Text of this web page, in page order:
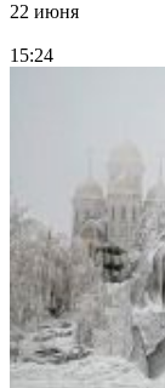
22 июня
15:24